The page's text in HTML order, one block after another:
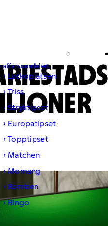
affärsområden.
Lyckoplatsen
Triss
Stryktipset
Europatipset
Topptipset
Matchen
Momang
Bomben
Bingo